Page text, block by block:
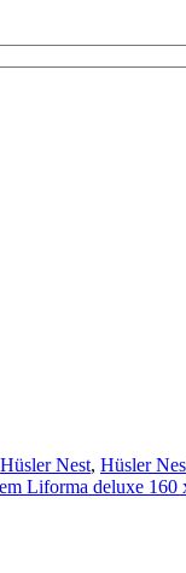
Hüsler Nest, Hüsler
Liforma deluxe 160